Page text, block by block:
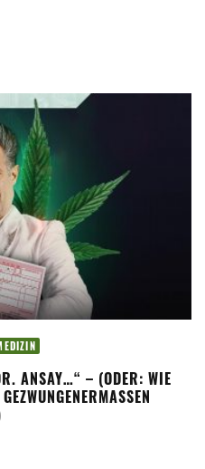
ANSAY…“ – (ODER: WIE
V